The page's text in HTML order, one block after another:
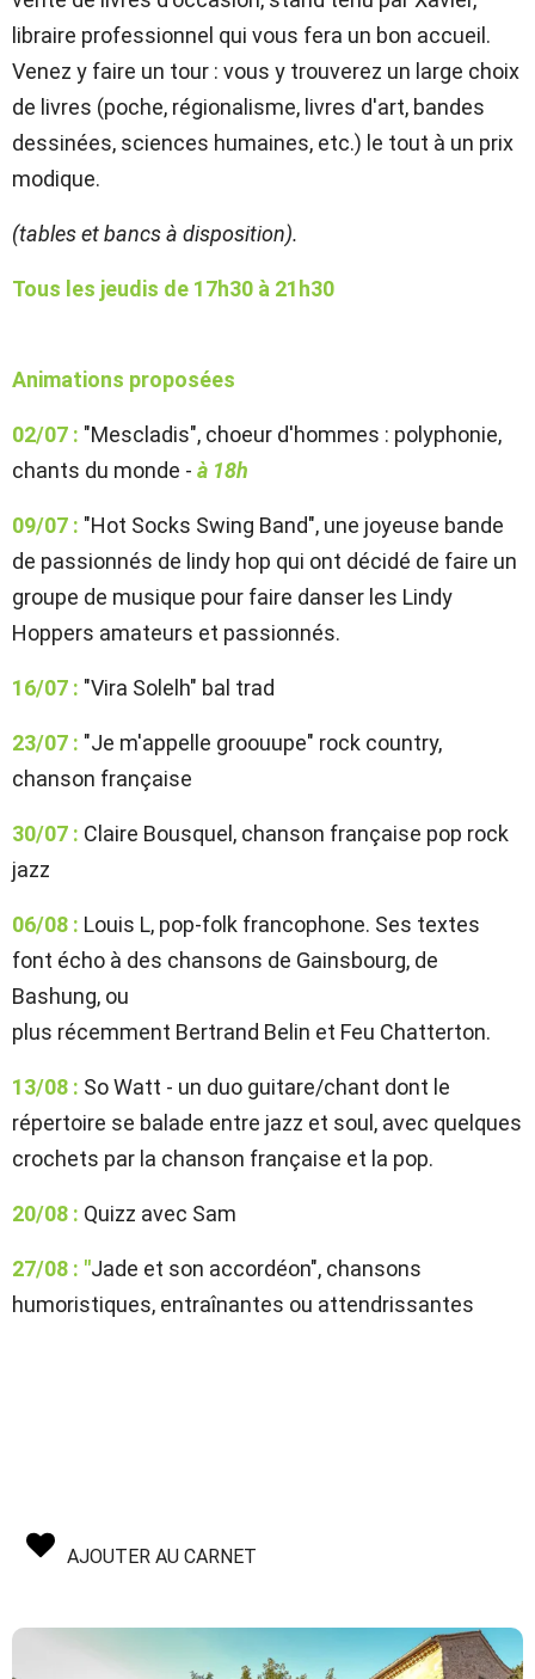
libraire professionnel qui vous fera un bon accueil.
Venez y faire un tour : vous y trouverez un large choix
de livres (poche, régionalisme, livres d'art, bandes
dessinées, sciences humaines, etc.) le tout à un prix
modique.
(tables et bancs à disposition).
Tous les jeudis de 17h30 à 21h30
Animations proposées
02/07 : "Mescladis", choeur d'hommes : polyphonie,
chants du monde - à 18h
09/07 : "Hot Socks Swing Band", une joyeuse bande
de passionnés de lindy hop qui ont décidé de faire un
groupe de musique pour faire danser les Lindy
Hoppers amateurs et passionnés.
16/07 : "Vira Solelh" bal trad
23/07 : "Je m'appelle groouupe" rock country,
chanson française
30/07 : Claire Bousquel, chanson française pop rock
jazz
06/08 : Louis L, pop-folk francophone. Ses textes
font écho à des chansons de Gainsbourg, de
Bashung, ou
plus récemment Bertrand Belin et Feu Chatterton.
13/08 : So Watt - un duo guitare/chant dont le
répertoire se balade entre jazz et soul, avec quelques
crochets par la chanson française et la pop.
20/08 : Quizz avec Sam
27/08 : "Jade et son accordéon", chansons
humoristiques, entraînantes ou attendrissantes
AJOUTER AU CARNET